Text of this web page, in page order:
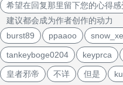
希望在回复那里留下您的
建议都会成为作者创作的动力
burst89
ppaaoo
tankeyboge0204 keyprca
皇者邪帝 不详 但是